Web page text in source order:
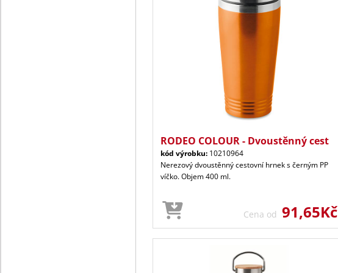
RODEO COLOUR - Dvoustěnný cest
kód výrobku: 10210964
Nerezový dvoustěnný cestovní hrnek s černým PP
víčko. Objem 400 ml.
Cena od 91,65Kč